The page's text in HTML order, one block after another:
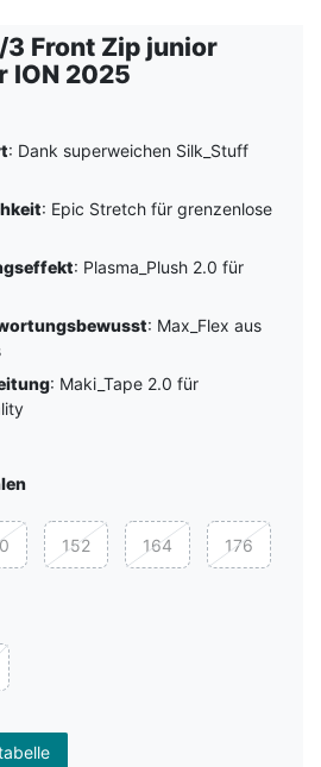
Front Zip junior
ION 2025
: Dank superweichen Silk_Stuff
: Epic Stretch für grenzenlose
: Plasma_Plush 2.0 für
: Max_Flex aus
: Maki_Tape 2.0 für
152 164 176